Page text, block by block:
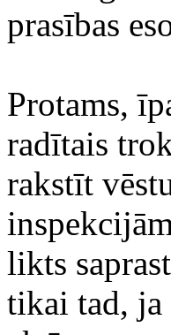
prasības
Protams,
radītais
rakstīt
likts
tikai tad, ja